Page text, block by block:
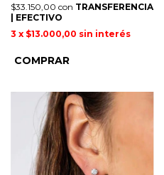
$33.150,00 con TRANSFERENCIA
| EFECTIVO
3 x $13.000,00 sin interés